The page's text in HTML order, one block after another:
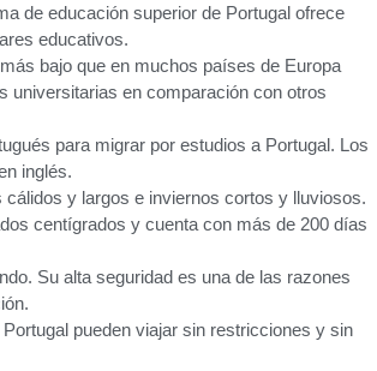
de educación superior de Portugal ofrece
educativos.
bajo que en muchos países de Europa
universitarias en comparación con otros
para migrar por estudios a Portugal. Los
inglés.
y largos e inviernos cortos y lluviosos.
centígrados y cuenta con más de 200 días
Su alta seguridad es una de las razones
pueden viajar sin restricciones y sin